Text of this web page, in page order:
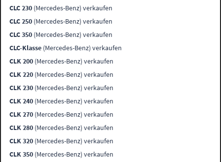
CLC 230 (Mercedes-Benz) verkaufen
CLC 250 (Mercedes-Benz) verkaufen
CLC 350 (Mercedes-Benz) verkaufen
CLC-Klasse (Mercedes-Benz) verkaufen
CLK 200 (Mercedes-Benz) verkaufen
CLK 220 (Mercedes-Benz) verkaufen
CLK 230 (Mercedes-Benz) verkaufen
CLK 240 (Mercedes-Benz) verkaufen
CLK 270 (Mercedes-Benz) verkaufen
CLK 280 (Mercedes-Benz) verkaufen
CLK 320 (Mercedes-Benz) verkaufen
CLK 350 (Mercedes-Benz) verkaufen